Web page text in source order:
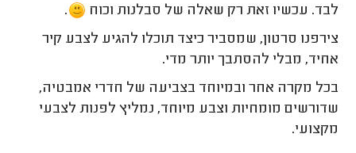
לבד. עכשיו זאת רק שאלה של סבלנות וכוח
.
צירפנו סרטון, שמסביר כיצד תוכלו להגיע לצבע קיר
אחיד, מבלי להסתבך יותר מדי.
בכל מקרה אחר ובמיוחד בצביעה של חדרי אמבטיה,
שדורשים מומחיות וצבע מיוחד, נמליץ לפנות לצבעי
מקצועי.